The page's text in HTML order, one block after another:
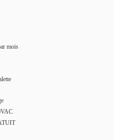
mois